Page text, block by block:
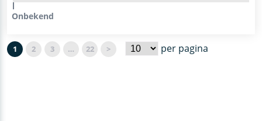
Onbekend
1 2 3 … 22 > per pagina